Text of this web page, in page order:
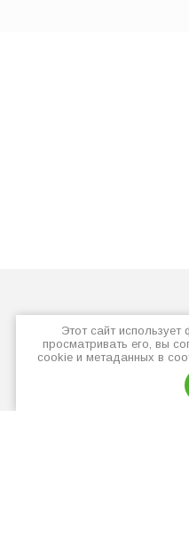
Этот сайт
просматривать его, вы
cookie и метаданных в